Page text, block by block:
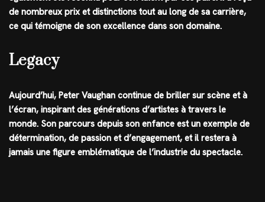
de nombreux prix et distinctions tout au long de sa carrière,
ce qui témoigne de son excellence dans son domaine.
Legacy
Aujourd’hui, Peter Vaughan continue de briller sur scène et à
l’écran, inspirant des générations d’artistes à travers le
monde. Son parcours depuis son enfance est un exemple de
détermination, de passion et d’engagement, et il restera à
jamais une figure emblématique de l’industrie du spectacle.